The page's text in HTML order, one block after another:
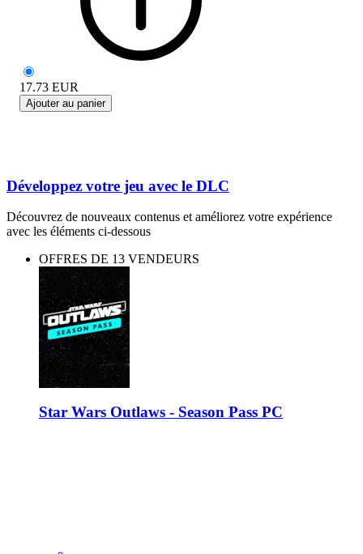
17.73 EUR
Ajouter au panier
Développez votre jeu avec le DLC
Découvrez de nouveaux contenus et améliorez votre expérience
avec les éléments ci-dessous
OFFRES DE 13 VENDEURS
Star Wars Outlaws - Season Pass PC